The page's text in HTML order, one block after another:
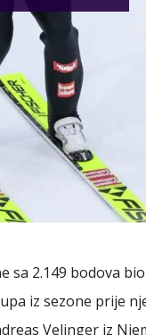
sa 2.149 bodova
iz sezone prije
Velinger iz